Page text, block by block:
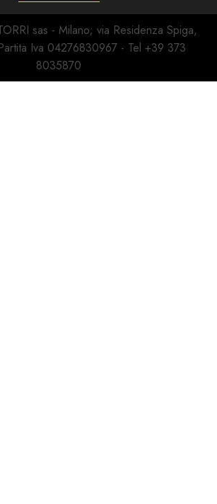
sas - Milano; via Residenza Spiga,
Iva 04276830967 - Tel +39 373
8035870